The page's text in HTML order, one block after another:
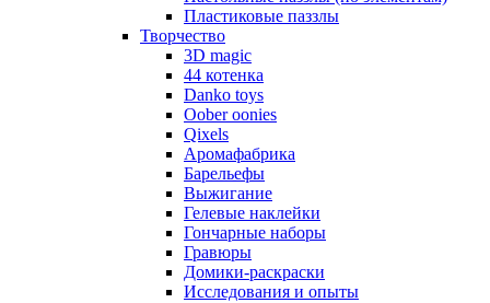
Пластиковые паззлы
Творчество
3D magic
44 котенка
Danko toys
Oober oonies
Qixels
Аромафабрика
Барельефы
Выжигание
Гелевые наклейки
Гончарные наборы
Гравюры
Домики-раскраски
Исследования и опыты